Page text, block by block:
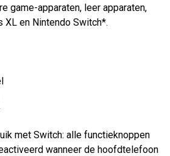
game-apparaten, leer apparaten,
XL en Nintendo Switch*.
met Switch: alle functieknoppen
wanneer de hoofdtelefoon